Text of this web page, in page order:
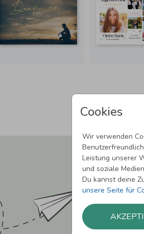
Cookies
Wir verwenden
Leistung unserer
und soziale
Du kannst deine
unsere Seite für
Melde